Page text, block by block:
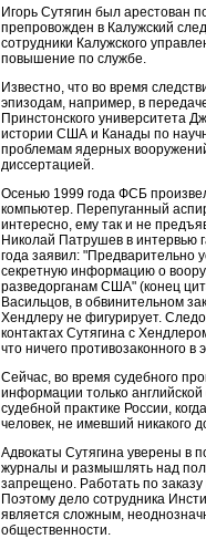
Игорь Сутягин был арестован
препровожден в Калужский
сотрудники Калужского
повышение по службе.
Известно, что во время
эпизодам, например, в
Принстонского университета
истории США и Канады по
проблемам ядерных
диссертацией.
Осенью 1999 года ФСБ
компьютер. Перепуганный
интересно, ему так и не
Николай Патрушев в интервью
года заявил: "Предварительно
секретную информацию о
разведорганам США" (конец
Васильцов, в обвинительном
Хендлеру не фигурирует.
контактах Сутягина с
что ничего противозаконного в
Сейчас, во время судебного
информации только
судебной практике России,
человек, не имевший никакого
Адвокаты Сутягина уверены в
журналы и размышлять над
запрещено. Работать по
Поэтому дело сотрудника
является сложным,
общественности.